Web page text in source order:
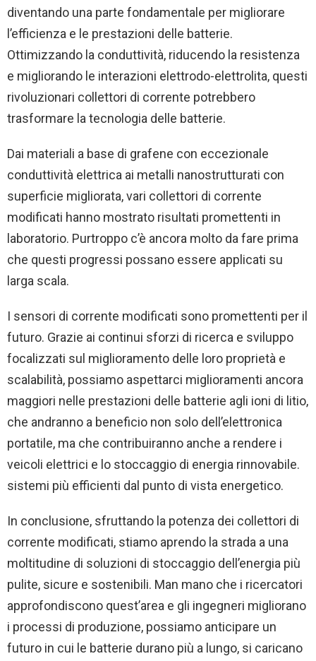
diventando una parte fondamentale per migliorare
l’efficienza e le prestazioni delle batterie.
Ottimizzando la conduttività, riducendo la resistenza
e migliorando le interazioni elettrodo-elettrolita, questi
rivoluzionari collettori di corrente potrebbero
trasformare la tecnologia delle batterie.
Dai materiali a base di grafene con eccezionale
conduttività elettrica ai metalli nanostrutturati con
superficie migliorata, vari collettori di corrente
modificati hanno mostrato risultati promettenti in
laboratorio. Purtroppo c’è ancora molto da fare prima
che questi progressi possano essere applicati su
larga scala.
I sensori di corrente modificati sono promettenti per il
futuro. Grazie ai continui sforzi di ricerca e sviluppo
focalizzati sul miglioramento delle loro proprietà e
scalabilità, possiamo aspettarci miglioramenti ancora
maggiori nelle prestazioni delle batterie agli ioni di litio,
che andranno a beneficio non solo dell’elettronica
portatile, ma che contribuiranno anche a rendere i
veicoli elettrici e lo stoccaggio di energia rinnovabile.
sistemi più efficienti dal punto di vista energetico.
In conclusione, sfruttando la potenza dei collettori di
corrente modificati, stiamo aprendo la strada a una
moltitudine di soluzioni di stoccaggio dell’energia più
pulite, sicure e sostenibili. Man mano che i ricercatori
approfondiscono quest’area e gli ingegneri migliorano
i processi di produzione, possiamo anticipare un
futuro in cui le batterie durano più a lungo, si caricano